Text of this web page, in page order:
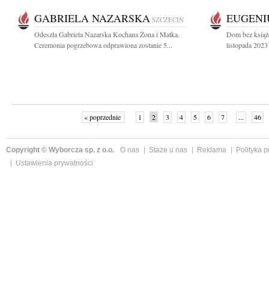
GABRIELA NAZARSKA SZCZECIN
Odeszła Gabriela Nazarska Kochana Żona i Matka.
Ceremonia pogrzebowa odprawiona zostanie 5...
Dom bez
listopada
« poprzednie 1 2 3 4 5 6 7 ... 46
Copyright © Wyborcza sp. z o.o. O nas Staże u nas Reklama
Polityka
Ustawienia prywatności